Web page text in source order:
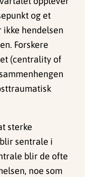
og et
ikke hendelsen
Forskere
(centrality of
sterke
sentrale i
blir de ofte
noe som